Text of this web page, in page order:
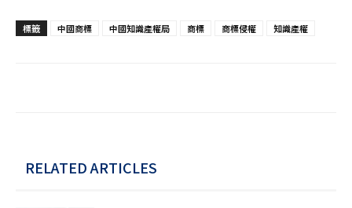
標籤 中國商標 中國知識產權局 商標 商標侵權 知識產權
RELATED ARTICLES